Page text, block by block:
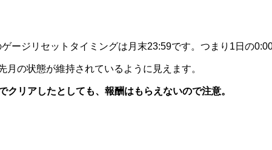
ージリセットタイミングは月末23:59です。つまり1日の
の状態が維持されているように見えます。
リアしたとしても、報酬はもらえないので注意。